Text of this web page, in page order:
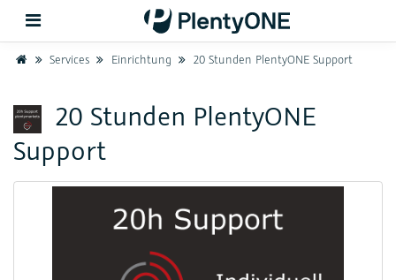
Zurück
Support
Einrichtung
HomeServices Einrichtung 20 Stunden PlentyONE Support
20 Stunden PlentyONE
Support